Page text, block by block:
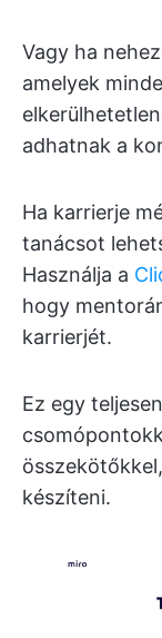
Vagy ha
amelyek
adhatnak a
Ha karrierje
tanácsot
Használja a
hogy
karrierjét.
Ez egy
készíteni.